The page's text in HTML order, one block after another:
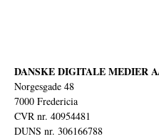
DANSKE DIGITALE MEDIER
Norgesgade 48
7000 Fredericia
CVR nr. 40954481
DUNS nr. 306166788